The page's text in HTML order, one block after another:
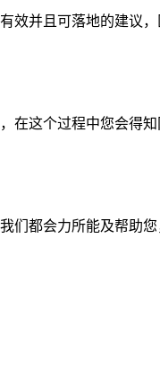
效并且可落地的建议
在这个过程中您会得
们都会力所能及帮助